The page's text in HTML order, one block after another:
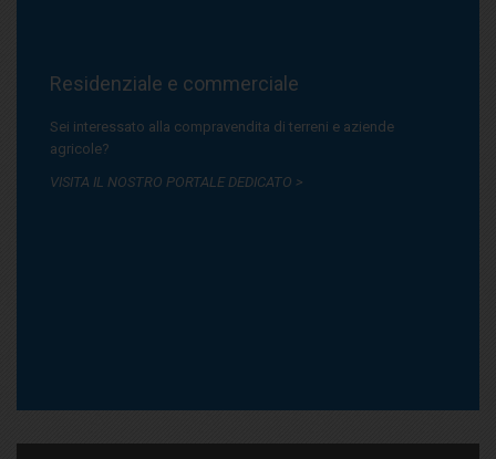
Residenziale e commerciale
Sei interessato alla compravendita di terreni e aziende
agricole?
VISITA IL NOSTRO PORTALE DEDICATO >